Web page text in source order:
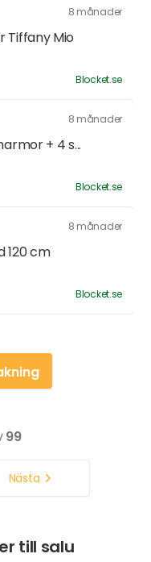
8 månader
Tiffany Mio
Blocket.se
8 månader
+ 4 s...
Blocket.se
8 månader
120 cm
Blocket.se
99
Nästa
till salu